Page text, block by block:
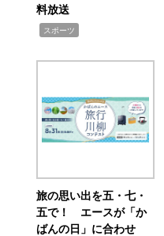
料放送
スポーツ
旅の思い出を五・七・
五で！ エースが「か
ばんの日」に合わせ